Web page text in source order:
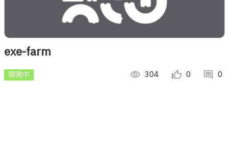
exe-farm
開発中 visibility 304 thumb_up_alt 0 comment 0